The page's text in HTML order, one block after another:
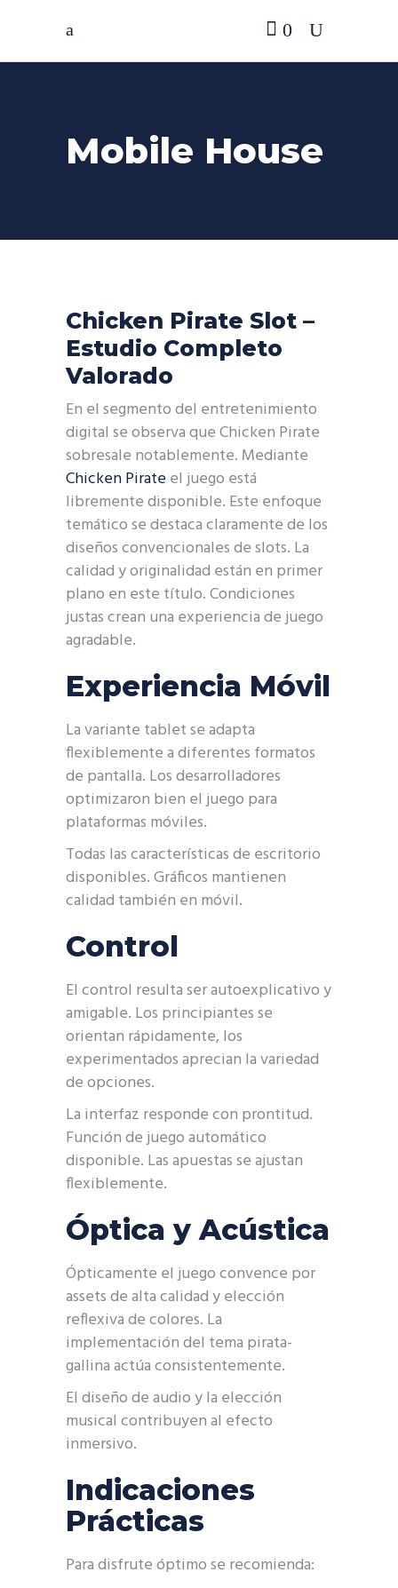
0
Mobile House
Chicken Pirate Slot –
Estudio Completo
Valorado
En el segmento del entretenimiento
digital se observa que Chicken Pirate
sobresale notablemente. Mediante
Chicken Pirateel juego está
libremente disponible. Este enfoque
temático se destaca claramente de los
diseños convencionales de slots. La
calidad y originalidad están en primer
plano en este título. Condiciones
justas crean una experiencia de juego
agradable.
Experiencia Móvil
La variante tablet se adapta
flexiblemente a diferentes formatos
de pantalla. Los desarrolladores
optimizaron bien el juego para
plataformas móviles.
Todas las características de escritorio
disponibles. Gráficos mantienen
calidad también en móvil.
Control
El control resulta ser autoexplicativo y
amigable. Los principiantes se
orientan rápidamente, los
experimentados aprecian la variedad
de opciones.
La interfaz responde con prontitud.
Función de juego automático
disponible. Las apuestas se ajustan
flexiblemente.
Óptica y Acústica
Ópticamente el juego convence por
assets de alta calidad y elección
reflexiva de colores. La
implementación del tema pirata-
gallina actúa consistentemente.
El diseño de audio y la elección
musical contribuyen al efecto
inmersivo.
Indicaciones
Prácticas
Para disfrute óptimo se recomienda: